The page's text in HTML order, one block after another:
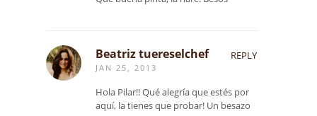
Beatriz tuereselchef
JAN 25, 2013
REPLY
Hola Pilar!! Qué alegría que estés por
aquí, la tienes que probar! Un besazo